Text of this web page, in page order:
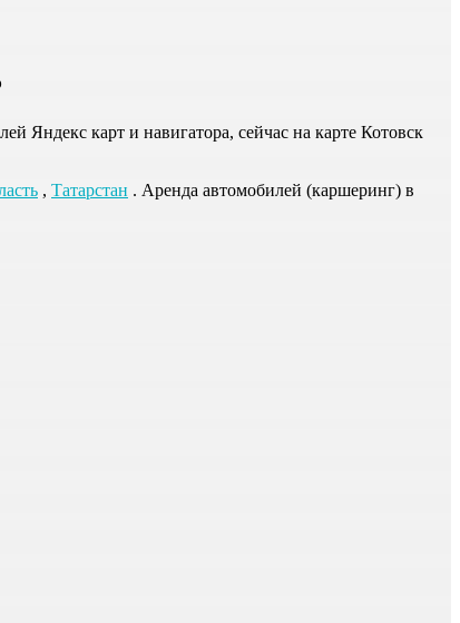
Яндекс карт и навигатора, сейчас на карте Котовск
, Татарстан . Аренда автомобилей (каршеринг) в